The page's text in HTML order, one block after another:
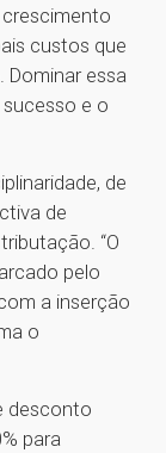
custos que
Dominar essa
e o
de
de
“O
pelo
a inserção
o
desconto
para